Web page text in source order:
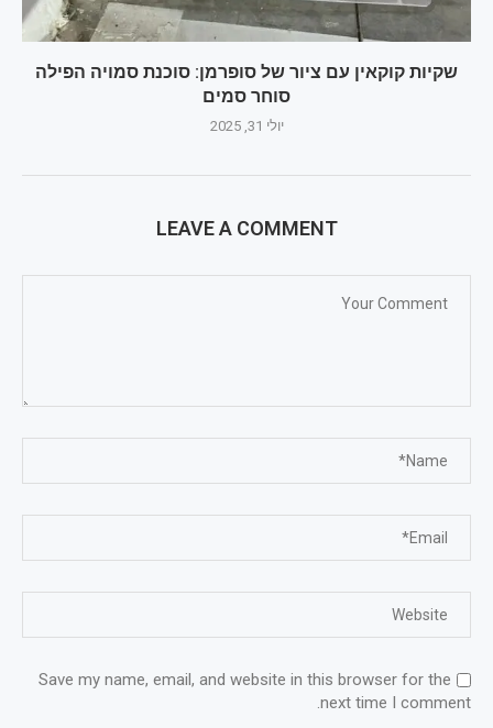
שקיות קוקאין עם ציור של סופרמן: סוכנת סמויה הפילה
סוחר סמים
יולי 31, 2025
LEAVE A COMMENT
Save my name, email, and website in this browser for the
next time I comment.